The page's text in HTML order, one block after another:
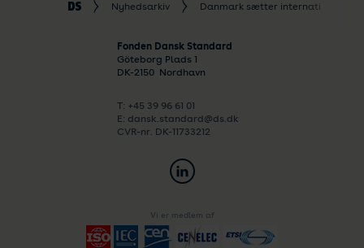
Nyhedsarkiv Danmark sætter internationale
Fonden Dansk Standard
Göteborg Plads 1
DK-2150 Nordhavn
T: +45 39 96 61 01
E: dansk.standard@ds.dk
CVR-nr. DK-11733212
Vi er medlem af